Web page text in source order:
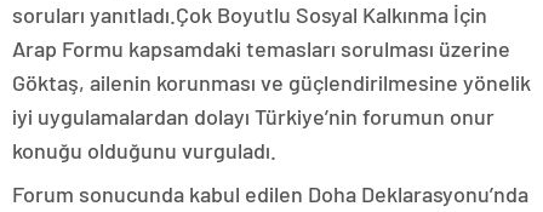
soruları yanıtladı.Çok Boyutlu Sosyal Kalkınma İçin
Arap Formu kapsamdaki temasları sorulması üzerine
Göktaş, ailenin korunması ve güçlendirilmesine yönelik
iyi uygulamalardan dolayı Türkiye’nin forumun onur
konuğu olduğunu vurguladı.
Forum sonucunda kabul edilen Doha Deklarasyonu’nda